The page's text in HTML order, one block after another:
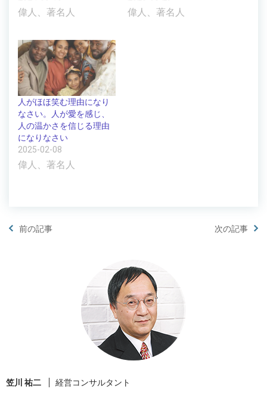
偉人、著名人 偉人、著名人
人がほほ笑む理由になり
なさい。人が愛を感じ、
人の温かさを信じる理由
になりなさい
2025-02-08
偉人、著名人
前の記事 次の記事
笠川 祐二 経営コンサルタント